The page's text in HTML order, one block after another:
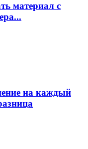
материал с
на каждый